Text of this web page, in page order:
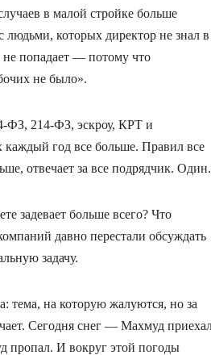
в малой стройке больше
людьми, которых директор не знал в
не попадает — потому что
не было».
ФЗ, 214-ФЗ, эскроу, КРТ и
год все больше. Правил все
отвечает за все подрядчик. Один.
задевает больше всего? Что
давно перестали обсуждать
задачу.
тема, на которую жалуются, но за
Сегодня снег — Махмуд
пропал. И вокруг этой погоды